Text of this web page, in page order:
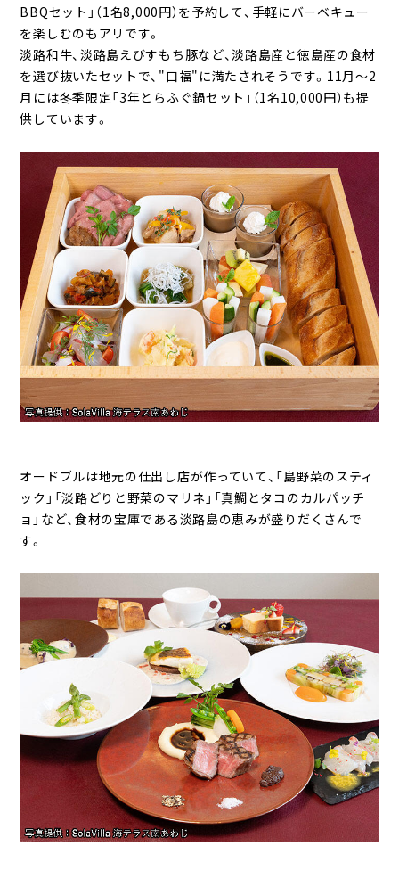
BBQセット」（1名8,000円）を予約して、手軽にバーベキュー
を楽しむのもアリです。
淡路和牛、淡路島えびすもち豚など、淡路島産と徳島産の食材
を選び抜いたセットで、"口福"に満たされそうです。11月～2
月には冬季限定「3年とらふぐ鍋セット」（1名10,000円）も提
供しています。
オードブルは地元の仕出し店が作っていて、「島野菜のスティ
ック」「淡路どりと野菜のマリネ」「真鯛とタコのカルパッチ
ョ」など、食材の宝庫である淡路島の恵みが盛りだくさんで
す。